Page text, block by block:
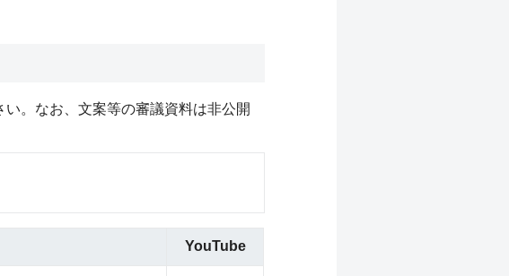
い。なお、文案等の審議資料は非公開
YouTube